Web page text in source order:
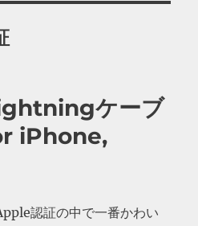
ケーブ
iPhone,
認証の中で一番かわい